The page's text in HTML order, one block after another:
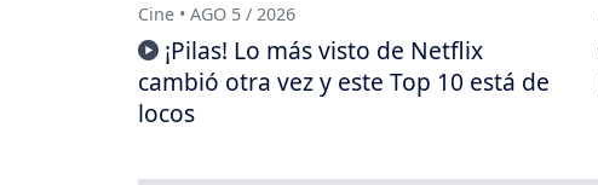
Cine • AGO 5 / 2026
¡Pilas! Lo más visto de Netflix
cambió otra vez y este Top 10 está de
locos